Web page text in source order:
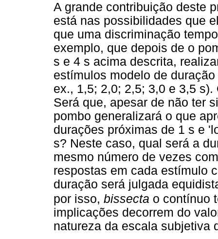
A grande contribuição deste
está nas possibilidades que
que uma discriminação
exemplo, que depois de o
s e 4 s acima descrita,
estímulos modelo de
ex., 1,5; 2,0; 2,5; 3,0 e 3,5
Será que, apesar de não ter
pombo generalizará o que
durações próximas de 1 s e
s? Neste caso, qual será a
mesmo número de vezes
respostas em cada estímulo
duração será julgada
por isso, bissecta o contínuo
implicações decorrem do
natureza da escala subjetiva